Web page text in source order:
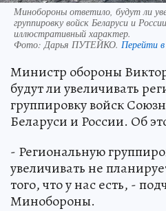
Минобороны ответило, будут ли
группировку войск Беларуси и
иллюстративный характер.
Фото: Дарья ПУТЕЙКО. Перейти
Министр обороны
будут ли увеличивать
группировку войск
Беларуси и России. Об
- Региональную
увеличивать не
того, что у нас есть, -
Минобороны.